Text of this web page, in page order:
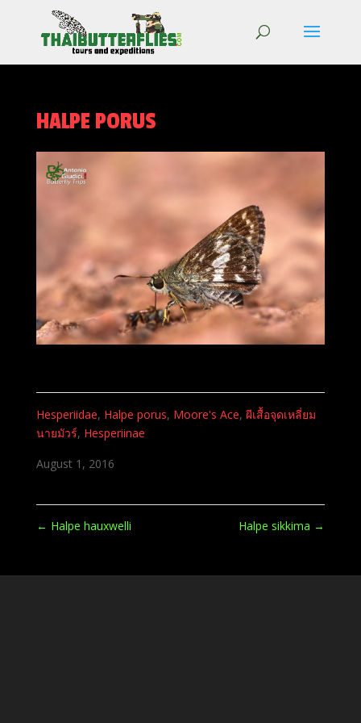
HALPE PORUS
Hesperiidae, Halpe porus, Moore's Ace, ผีเสื้อจุดเหลี่ยม
นายมัวร์, Hesperiinae
August 1, 2016
← Halpe hauxwelli Halpe sikkima →